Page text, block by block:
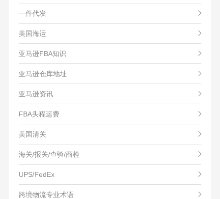
一件代发
美国海运
亚马逊FBA知识
亚马逊仓库地址
亚马逊资讯
FBA头程运费
美国清关
海关/报关/查验/商检
UPS/FedEx
跨境物流专业术语